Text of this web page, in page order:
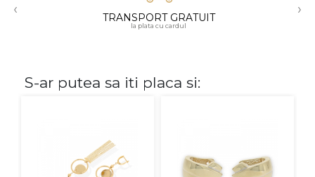
18K
‹ TRANSPORT GRATUIT
la plata cu cardul
›
S-ar putea sa iti placa si: